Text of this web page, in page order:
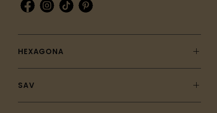
HEXAGONA
SAV